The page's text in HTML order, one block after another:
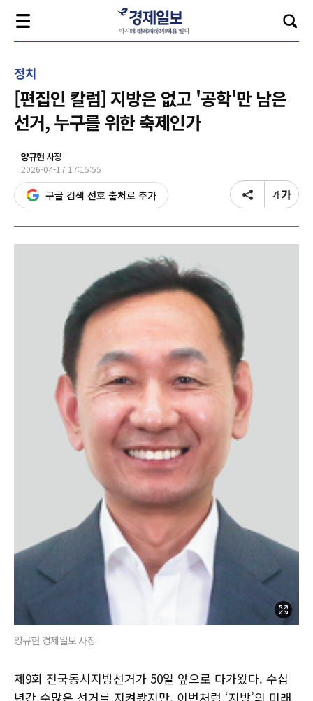
정치
[편집인 칼럼] 지방은 없고 '공학'만 남은
선거, 누구를 위한 축제인가
양규현 사장
2026-04-17 17:15:55
구글 검색 선호 출처로 추가
양규현 경제일보 사장
제9회 전국동시지방선거가 50일 앞으로 다가왔다. 수십
년간 수많은 선거를 지켜봤지만, 이번처럼 ‘지방’의 미래